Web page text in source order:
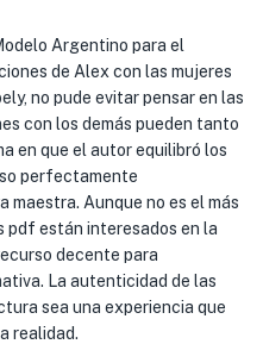
Argentino para el
de Alex con las mujeres
no pude evitar pensar en las
con los demás pueden tanto
en que el autor equilibró los
perfectamente
maestra. Aunque no es el más
pdf están interesados en la
decente para
La autenticidad de las
sea una experiencia que
realidad.